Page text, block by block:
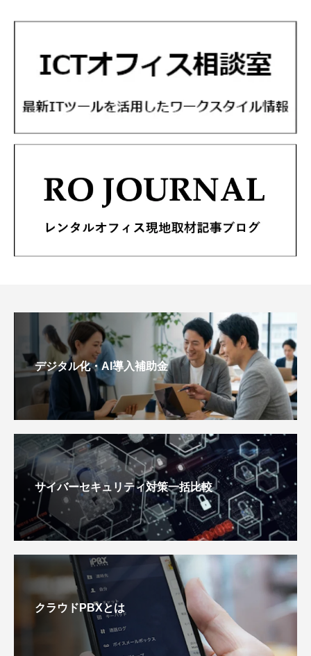
デジタル化・AI導入補助金
サイバーセキュリティ対策一括比較
クラウドPBXとは